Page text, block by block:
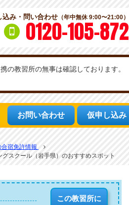
込み・問い合わせ （年中無休 9:00〜21:00）
0120-105-872
の教習所の無事は確認しております。
お問い合わせ 仮申し込み
宿免許情報
スクール（岩手県）のおすすめスポット
この教習所に